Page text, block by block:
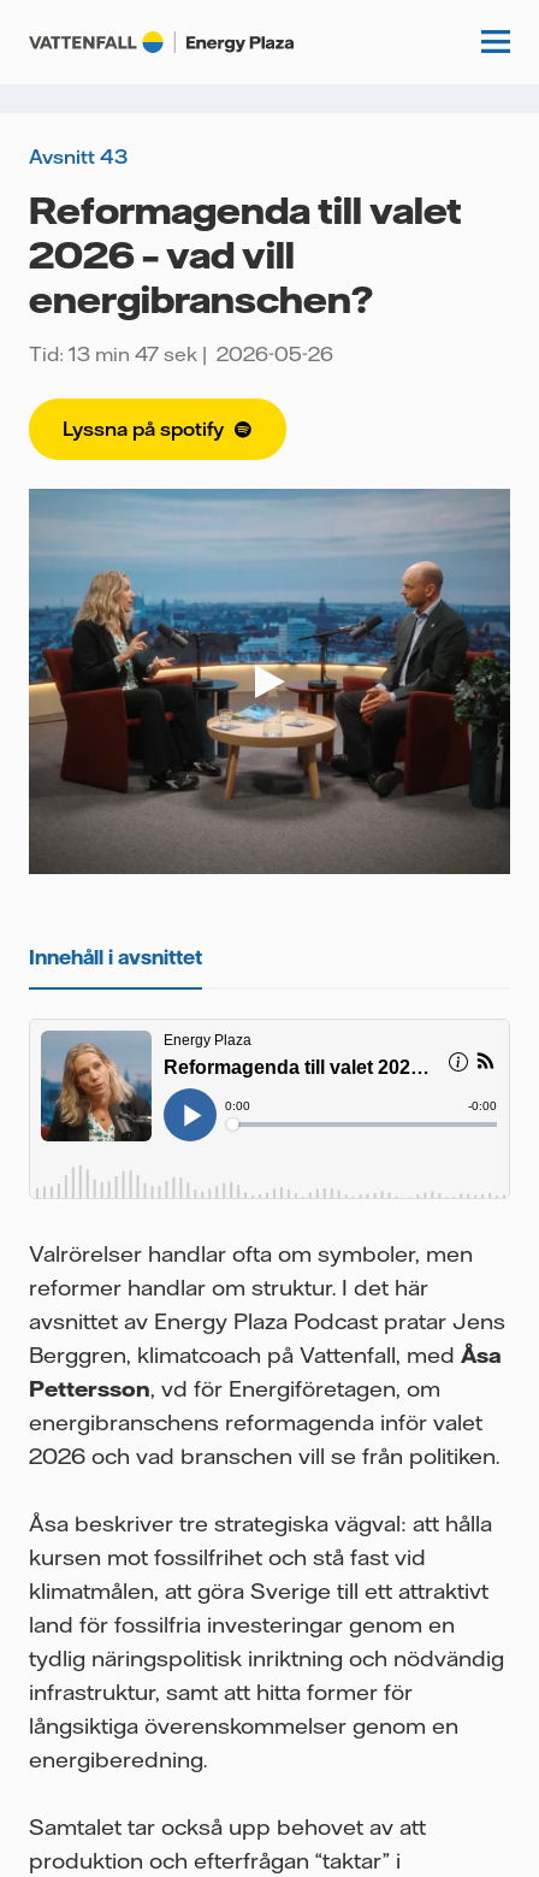
Kunskapshubb
Fördjupning
Guider
Artiklar
Krönikor
Kundcase
Podcasts
Om oss
Vattenfall.se
Avsnitt 43
Reformagenda till valet
2026 – vad vill
energibranschen?
Tid: 13 min 47 sek 2026-05-26
Lyssna på spotify
Innehåll i avsnittet
Valrörelser handlar ofta om symboler, men
reformer handlar om struktur. I det här
avsnittet av Energy Plaza Podcast pratar Jens
Berggren, klimatcoach på Vattenfall, med Åsa
Pettersson, vd för Energiföretagen, om
energibranschens reformagenda inför valet
2026 och vad branschen vill se från politiken.
Åsa beskriver tre strategiska vägval: att hålla
kursen mot fossilfrihet och stå fast vid
klimatmålen, att göra Sverige till ett attraktivt
land för fossilfria investeringar genom en
tydlig näringspolitisk inriktning och nödvändig
infrastruktur, samt att hitta former för
långsiktiga överenskommelser genom en
energiberedning.
Samtalet tar också upp behovet av att
produktion och efterfrågan “taktar” i